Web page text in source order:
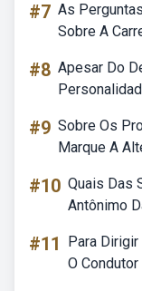
#7 As
Sobre A
#8 Apesar Do
#9 Sobre Os
Marque A
#10 Quais Das
Antônimo
#11
Para
O